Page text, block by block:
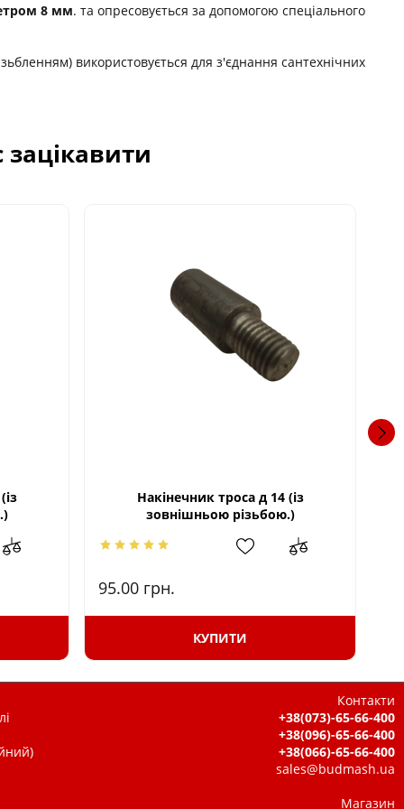
8 мм. та опресовується за допомогою спеціального
використовується для з'єднання сантехнічних
Накінечник троса д 14 (із
зовнішньою різьбою.)
95.00 грн.
КУПИТИ
Контакти
+38(073)-65-66-400
+38(096)-65-66-400
+38(066)-65-66-400
sales@budmash.ua
Магазин